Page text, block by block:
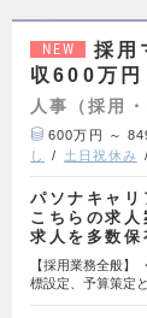
NEW
採用
収600万円
人事（採用
600万円 ～
し
土日祝休み
パソナキャリ
こちらの求
求人を多数
【採用業務全般】
標設定、予算策定